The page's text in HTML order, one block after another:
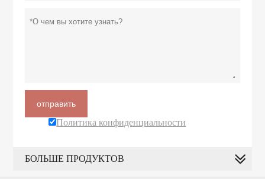
отправить
Политика конфиденциальности
БОЛЬШЕ ПРОДУКТОВ